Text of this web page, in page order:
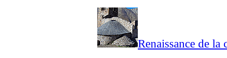
Renaissance de la